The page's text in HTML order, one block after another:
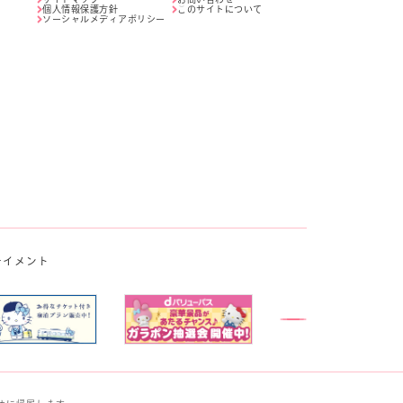
個人情報保護方針
このサイトについて
ソーシャルメディアポリシー
メント